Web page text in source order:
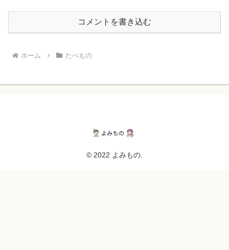
コメントを書き込む
ホーム たべもの
© 2022 よみもの.